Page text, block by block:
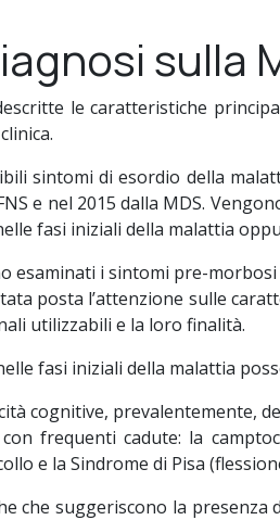
sulla
le caratteristiche
sintomi di esordio della
e nel 2015 dalla MDS.
fasi iniziali della malattia
esaminati i sintomi pre-
posta l’attenzione sulle
utilizzabili e la loro finalità.
fasi iniziali della malattia
cognitive, prevalentemente,
frequenti cadute: la
e la Sindrome di Pisa
che suggeriscono la